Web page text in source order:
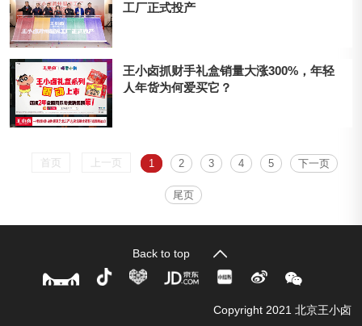
工厂正式投产
王小卤抓财手礼盒销量大涨300%，年轻
人年货为何爱买它？
首页 上一页 1 2 3 4 5 下一页
尾页
Back to top
Copyright 2021 北京王小卤